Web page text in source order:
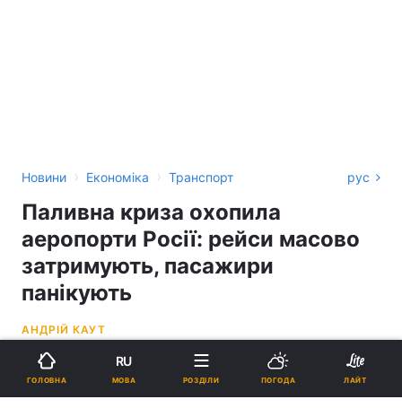
Новини › Економіка › Транспорт рус
Паливна криза охопила
аеропорти Росії: рейси масово
затримують, пасажири
панікують
АНДРІЙ КАУТ
15:44, 17.06.26
ГОЛОВНА
RU
МОВА РОЗДІЛИ ПОГОДА ЛАЙТ